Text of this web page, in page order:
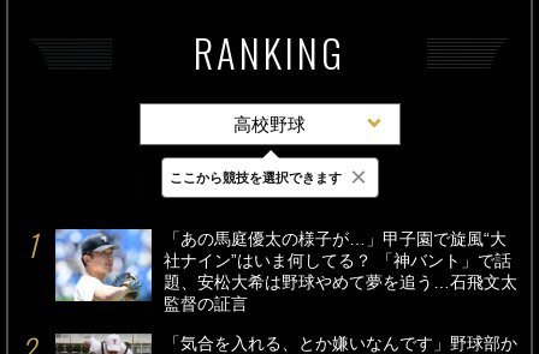
RANKING
高校野球
最新 24時間 週間
「あの馬庭優太の様子が…」甲子園で旋風“大
社ナイン”はいま何してる？ 「神バント」で話
題、安松大希は野球やめて夢を追う…石飛文太
監督の証言
「気合を入れる、とか嫌いなんです」野球部か
ここから競技を選択できます ×